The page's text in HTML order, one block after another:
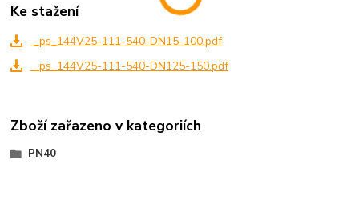
Ke stažení
_ps_144V25-111-540-DN15-100.pdf
_ps_144V25-111-540-DN125-150.pdf
Zboží zařazeno v kategoriích
PN40